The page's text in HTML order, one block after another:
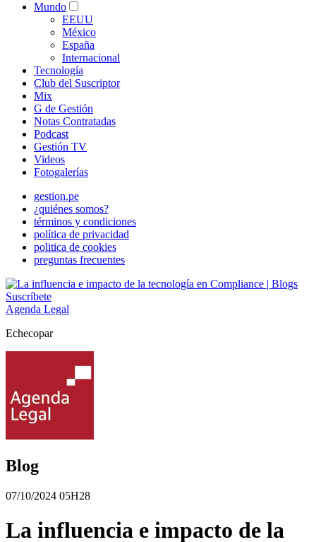
Mundo
EEUU
México
España
Internacional
Tecnología
Club del Suscriptor
Mix
G de Gestión
Notas Contratadas
Podcast
Gestión TV
Videos
Fotogalerías
gestion.pe
¿quiénes somos?
términos y condiciones
política de privacidad
politica de cookies
preguntas frecuentes
Suscríbete
Agenda Legal
Echecopar
Blog
07/10/2024 05H28
La influencia e impacto de la